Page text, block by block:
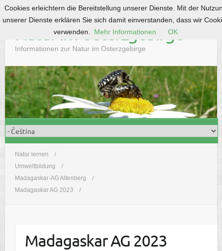
S
k
o
c
o
n
t
Natur im Osterzgebirge
Informationen zur Natur im Osterzgebirge
Natur lernen
Umweltbildung
Madagaskar-AG Altenberg
Madagaskar AG 2023
Madagaskar AG 2023
Cookies erleichtern die Bereitstellung unserer Dienste. Mit der
unserer Dienste erklären Sie sich damit einverstanden, dass wir
verwenden.
Mehr Informationen OK